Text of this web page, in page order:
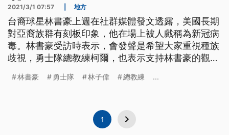
2021/3/1 07:57 地方
台裔球星林書豪上週在社群媒體發文透露，美國長期
對亞裔族群有刻板印象，他在場上被人戲稱為新冠病
毒。林書豪受訪時表示，會發聲是希望大家重視種族
歧視，勇士隊總教練柯爾，也表示支持林書豪的觀
為亞裔美國人，不代表沒經歷過貧窮和種族歧視，身
「基本上，很多暴力事件發生在亞
林書豪 勇士隊 林子偉 總教練 ...
1